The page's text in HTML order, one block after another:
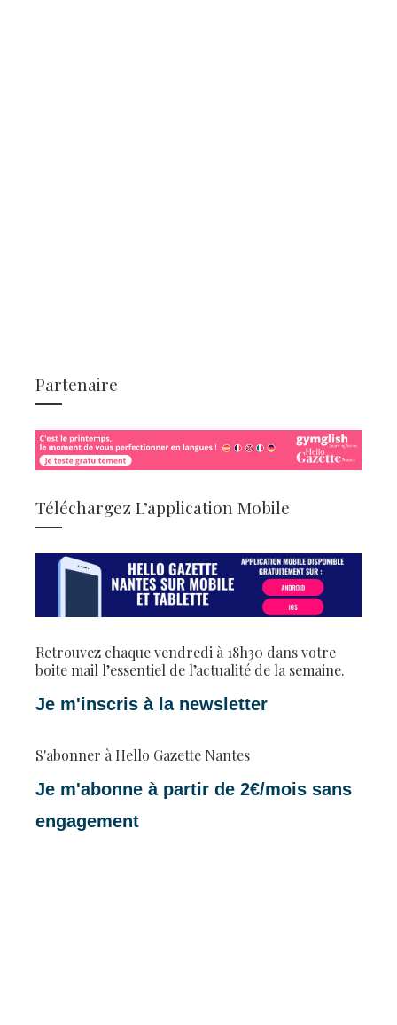
Partenaire
Téléchargez L’application Mobile
Retrouvez chaque vendredi à 18h30 dans votre
boite mail l’essentiel de l’actualité de la semaine.
Je m'inscris à la newsletter
S'abonner à Hello Gazette Nantes
Je m'abonne à partir de 2€/mois sans
engagement